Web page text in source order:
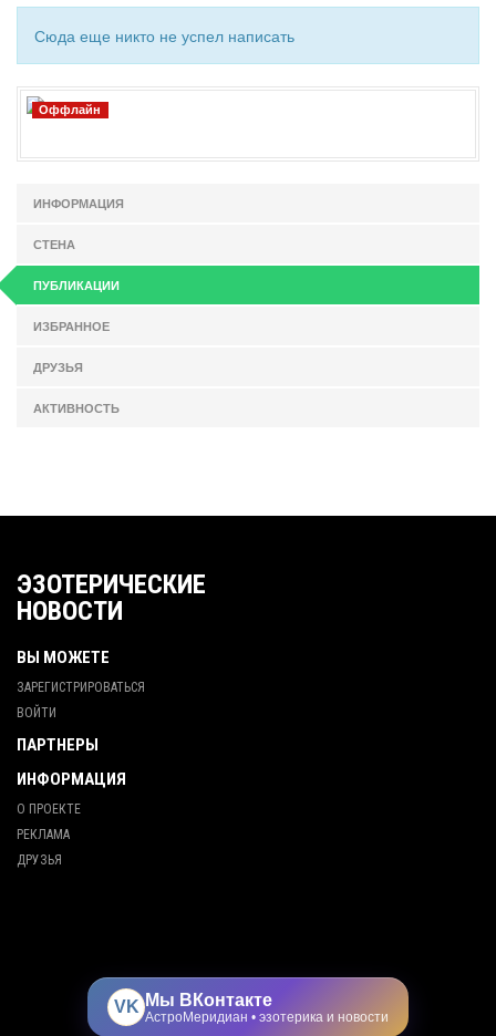
Сюда еще никто не успел написать
Оффлайн
ИНФОРМАЦИЯ
СТЕНА
ПУБЛИКАЦИИ
ИЗБРАННОЕ
ДРУЗЬЯ
АКТИВНОСТЬ
ЭЗОТЕРИЧЕСКИЕ
НОВОСТИ
ВЫ МОЖЕТЕ
ЗАРЕГИСТРИРОВАТЬСЯ
ВОЙТИ
ПАРТНЕРЫ
ИНФОРМАЦИЯ
О ПРОЕКТЕ
РЕКЛАМА
ДРУЗЬЯ
VK Мы ВКонтакте
АстроМеридиан • эзотерика и новости